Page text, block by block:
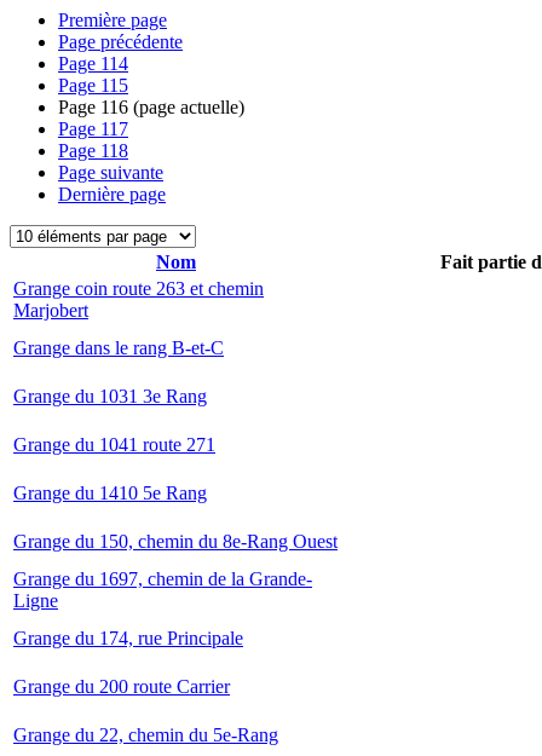
Première page
Page précédente
Page 114
Page 115
Page 116 (page actuelle)
Page 117
Page 118
Page suivante
Dernière page
Nom
Fait partie
Grange coin route 263 et chemin
Marjobert
Grange dans le rang B-et-C
Grange du 1031 3e Rang
Grange du 1041 route 271
Grange du 1410 5e Rang
Grange du 150, chemin du 8e-Rang Ouest
Grange du 1697, chemin de la Grande-
Ligne
Grange du 174, rue Principale
Grange du 200 route Carrier
Grange du 22, chemin du 5e-Rang